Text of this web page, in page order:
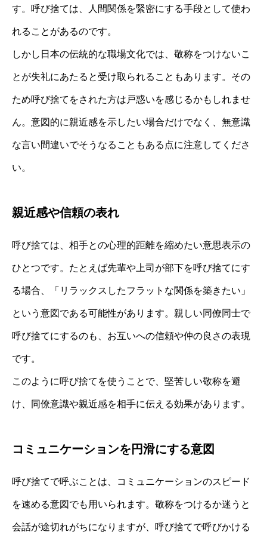
す。呼び捨ては、人間関係を緊密にする手段として使わ
れることがあるのです。
しかし日本の伝統的な職場文化では、敬称をつけないこ
とが失礼にあたると受け取られることもあります。その
ため呼び捨てをされた方は戸惑いを感じるかもしれませ
ん。意図的に親近感を示したい場合だけでなく、無意識
な言い間違いでそうなることもある点に注意してくださ
い。
親近感や信頼の表れ
呼び捨ては、相手との心理的距離を縮めたい意思表示の
ひとつです。たとえば先輩や上司が部下を呼び捨てにす
る場合、「リラックスしたフラットな関係を築きたい」
という意図である可能性があります。親しい同僚同士で
呼び捨てにするのも、お互いへの信頼や仲の良さの表現
です。
このように呼び捨てを使うことで、堅苦しい敬称を避
け、同僚意識や親近感を相手に伝える効果があります。
コミュニケーションを円滑にする意図
呼び捨てで呼ぶことは、コミュニケーションのスピード
を速める意図でも用いられます。敬称をつけるか迷うと
会話が途切れがちになりますが、呼び捨てで呼びかける